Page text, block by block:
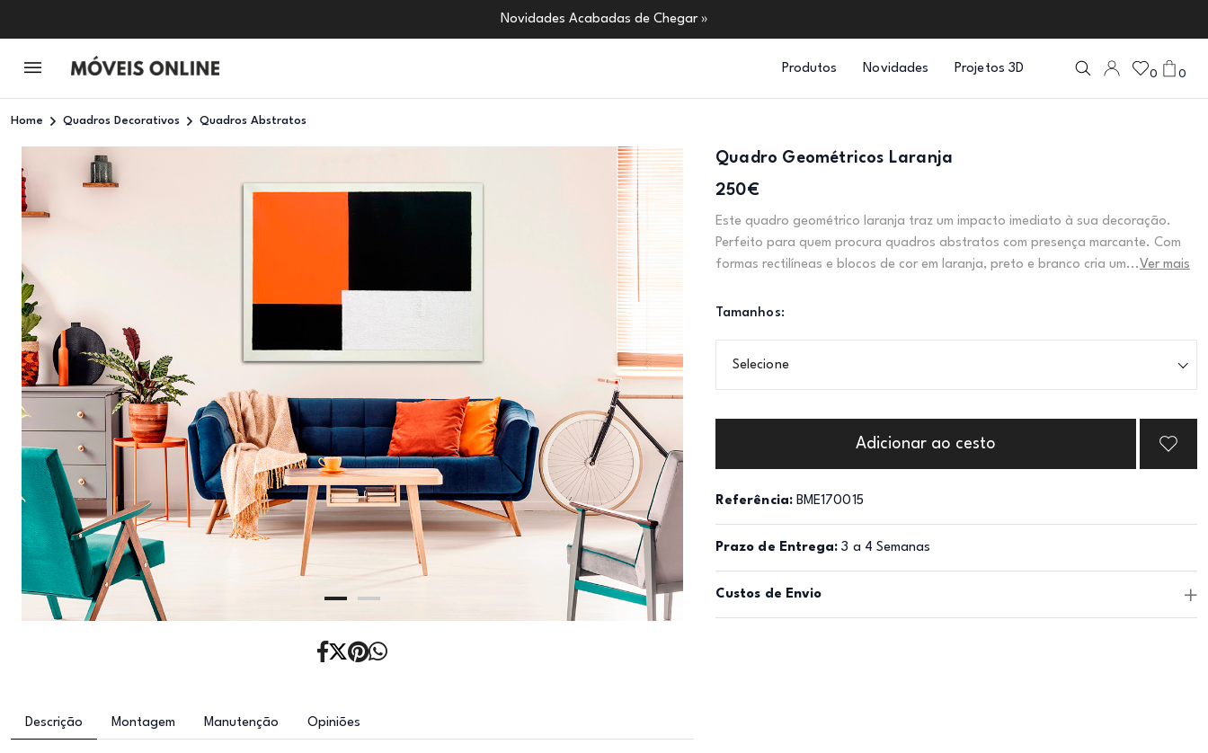
Novidades Acabadas de Chegar »
Produtos Novidades Projetos 3D 0 0
Home Quadros Decorativos Quadros Abstratos
Quadro Geométricos Laranja
250€
Este quadro geométrico laranja traz um impacto imediato à sua decoração.
Perfeito para quem procura quadros abstratos com presença marcante. Com
formas rectilíneas e blocos de cor em laranja, preto e branco cria um... Ver mais
Tamanhos:
Selecione
Adicionar ao cesto
Referência: BME170015
Prazo de Entrega: 3 a 4 Semanas
Custos de Envio
Descrição Montagem Manutenção Opiniões